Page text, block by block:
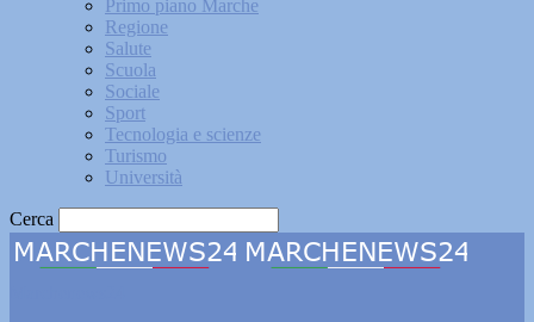
Primo piano Marche
Regione
Salute
Scuola
Sociale
Sport
Tecnologia e scienze
Turismo
Università
Cerca